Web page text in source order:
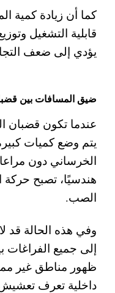
كما أن زيادة كمية
قابلية التشغيل
يؤدي إلى ضعف
ضيق المسافات بين
عندما تكون قضبان
يتم وضع كميات
الخرساني دون
هندسيًا، تصبح حركة
الصب.
وفي هذه الحالة قد
إلى جميع الفراغات
ظهور مناطق غير
داخلية تعرف